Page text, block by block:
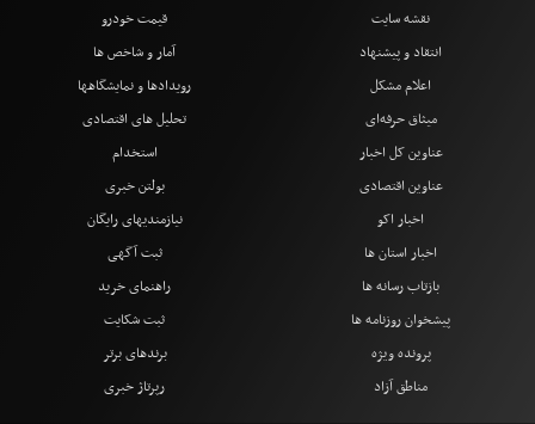
نقشه سایت
انتقاد و پیشنهاد
اعلام مشکل
میثاق حرفه‌ای
قیمت خودرو
آمار و شاخص ها
رویدادها و نمایشگاهها
تحلیل های اقتصادی
عناوین کل اخبار
عناوین اقتصادی
اخبار اکو
اخبار استان ها
بازتاب رسانه ها
پیشخوان روزنامه ها
پرونده ویژه
مناطق آزاد
استخدام
بولتن خبری
نیازمندیهای رایگان
ثبت آگهی
راهنمای خرید
ثبت شکایت
برندهای برتر
رپرتاژ خبری